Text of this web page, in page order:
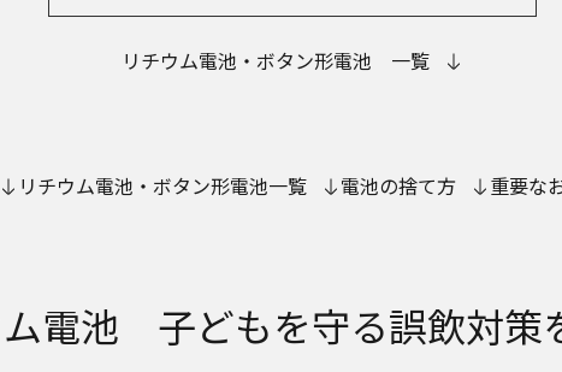
リチウム電池・ボタン形電池 一覧
リチウム電池・ボタン形電池一覧 電池の捨て方 重要な
ム電池 子どもを守る誤飲対策